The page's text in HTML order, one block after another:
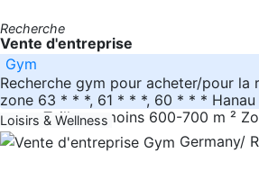
Recherche
Vente d'entreprise
Gym
Recherche gym pour acheter/pour la
zone 63 * * *, 61 * * *, 60 * * *
rayon Taille au moins 600-700 m ²
Loisirs & Wellness
Germany/